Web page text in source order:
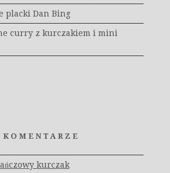
placki Dan Bing
curry z kurczakiem i mini
KOMENTARZE
kurczak